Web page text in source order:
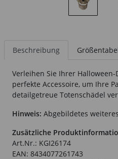
Beschreibung
Verleihen Sie Ihrer
perfekte Accessoire, um Ihre
detailgetreue Totenschädel
Hinweis: Abgebildetes
Zusätzliche
Art.Nr.: KGI26174
EAN: 8434077261743